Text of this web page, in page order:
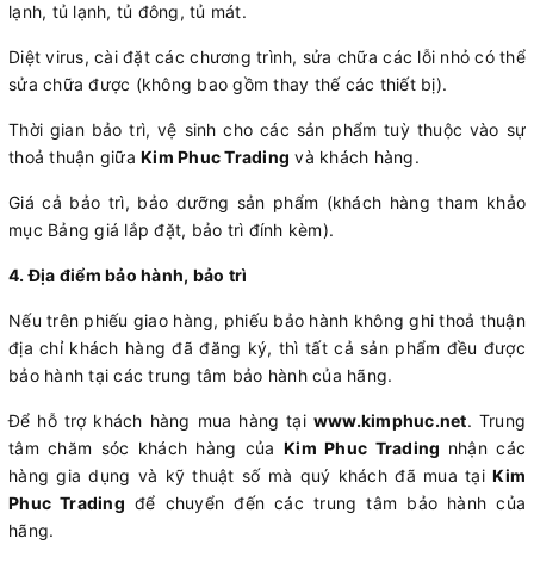
lạnh, tủ lạnh, tủ đông, tủ mát.
Diệt virus, cài đặt các chương trình, sửa chữa các lỗi nhỏ có thể
sửa chữa được (không bao gồm thay thế các thiết bị).
Thời gian bảo trì, vệ sinh cho các sản phẩm tuỳ thuộc vào sự
thoả thuận giữa Kim Phuc Trading và khách hàng.
Giá cả bảo trì, bảo dưỡng sản phẩm (khách hàng tham khảo
mục Bảng giá lắp đặt, bảo trì đính kèm).
4. Địa điểm bảo hành, bảo trì
Nếu trên phiếu giao hàng, phiếu bảo hành không ghi thoả thuận
địa chỉ khách hàng đã đăng ký, thì tất cả sản phẩm đều được
bảo hành tại các trung tâm bảo hành của hãng.
Để hỗ trợ khách hàng mua hàng tại www.kimphuc.net. Trung
tâm chăm sóc khách hàng củaKim Phuc Trading nhận các
hàng gia dụng và kỹ thuật số mà quý khách đã mua tạiKim
Phuc Trading để chuyển đến các trung tâm bảo hành của
hãng.